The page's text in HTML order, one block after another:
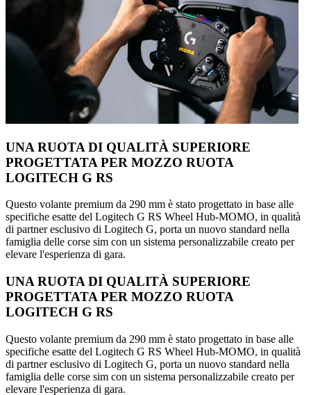
UNA RUOTA DI QUALITÀ SUPERIORE
PROGETTATA PER MOZZO RUOTA
LOGITECH G RS
Questo volante premium da 290 mm è stato progettato in base alle
specifiche esatte del Logitech G RS Wheel Hub-MOMO, in qualità
di partner esclusivo di Logitech G, porta un nuovo standard nella
famiglia delle corse sim con un sistema personalizzabile creato per
elevare l'esperienza di gara.
UNA RUOTA DI QUALITÀ SUPERIORE
PROGETTATA PER MOZZO RUOTA
LOGITECH G RS
Questo volante premium da 290 mm è stato progettato in base alle
specifiche esatte del Logitech G RS Wheel Hub-MOMO, in qualità
di partner esclusivo di Logitech G, porta un nuovo standard nella
famiglia delle corse sim con un sistema personalizzabile creato per
elevare l'esperienza di gara.